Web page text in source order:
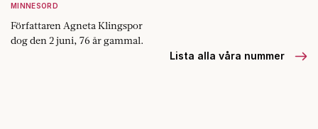
MINNESORD
Författaren Agneta Klingspor
dog den 2 juni, 76 år gammal.
Lista alla våra nummer